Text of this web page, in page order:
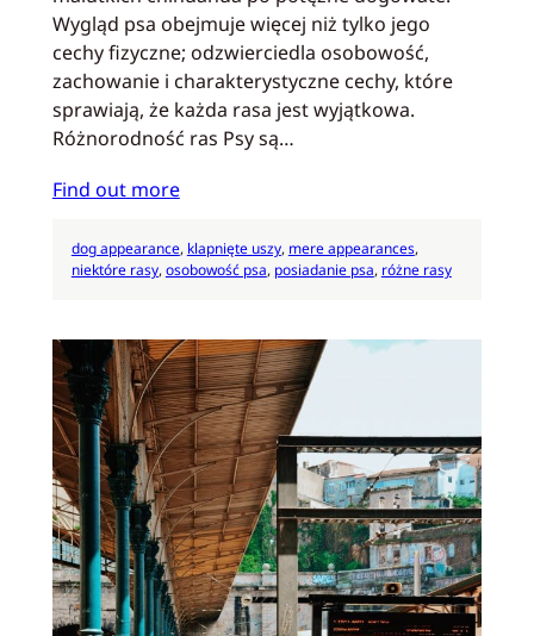
Wygląd psa obejmuje więcej niż tylko jego
cechy fizyczne; odzwierciedla osobowość,
zachowanie i charakterystyczne cechy, które
sprawiają, że każda rasa jest wyjątkowa.
Różnorodność ras Psy są…
Find out more
dog appearance, klapnięte uszy, mere appearances
niektóre rasy, osobowość psa, posiadanie psa, różne rasy